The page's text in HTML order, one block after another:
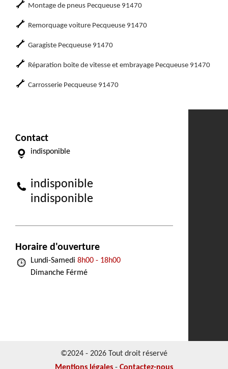
Montage de pneus Pecqueuse 91470
Remorquage voiture Pecqueuse 91470
Garagiste Pecqueuse 91470
Réparation boite de vitesse et embrayage Pecqueuse 91470
Carrosserie Pecqueuse 91470
Contact
indisponible
indisponible
indisponible
Horaire d'ouverture
Lundi-Samedi 8h00 - 18h00
Dimanche Férmé
©2024 - 2026 Tout droit réservé